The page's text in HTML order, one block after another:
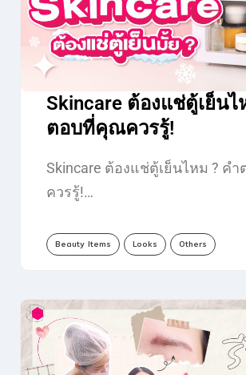
Skincare ต้องแช่ตู้เย็นไ
ตอบที่คุณควรรู้!
Skincare ต้องแช่ตู้เย็นไหม ? ค
ควรรู้!…
Beauty Items Looks Others